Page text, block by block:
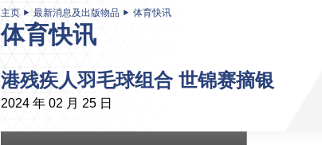
主页 最新消息及出版物品 体育快讯
体育快讯
港残疾人羽毛球组合 世锦赛摘银
2024 年 02 月 25 日